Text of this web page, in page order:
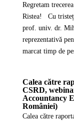
Regretam
Ristea! Cu
prof. univ. dr.
reprezentativă
marcat timp de
Calea către
CSRD,
Accountancy
României)
Calea către